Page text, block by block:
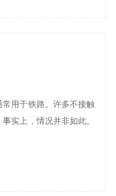
于铁路。许多不接触
实上，情况并非如此。